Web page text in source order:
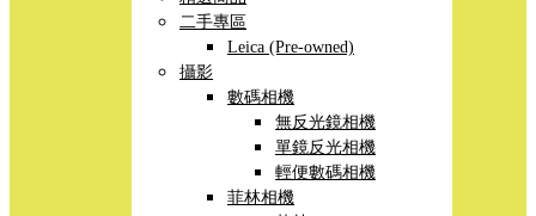
二手專區
Leica (Pre-owned)
攝影
數碼相機
無反光鏡相機
單鏡反光相機
輕便數碼相機
菲林相機